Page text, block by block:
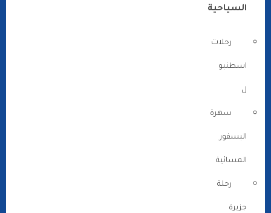
السياحية
رحلات
اسطنبو
ل
سهرة
البسفور
المسائية
رحلة
جزيرة